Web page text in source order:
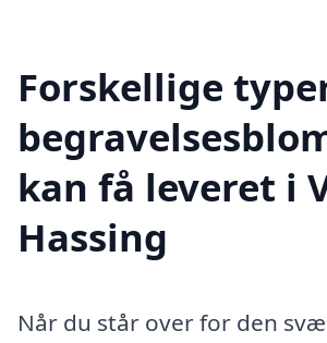
Forskellige
kan få leveret i
Hassing
Når du står over for den